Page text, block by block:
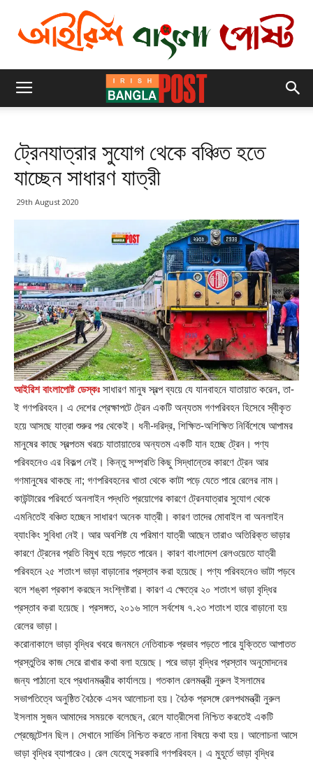
ট্রেনযাত্রার সুযোগ থেকে বঞ্চিত হতে
যাচ্ছেন সাধারণ যাত্রী
29th August 2020
আইরিশ বাংলাপোষ্ট ডেস্কঃ সাধারণ মানুষ স্বল্প ব্যয়ে যে যানবাহনে যাতায়াত করেন, তা-
ই গণপরিবহন। এ দেশের প্রেক্ষাপটে ট্রেন একটি অন্যতম গণপরিবহন হিসেবে স্বীকৃত
হয়ে আসছে যাত্রা শুরুর পর থেকেই। ধনী-দরিদ্র, শিক্ষিত-অশিক্ষিত নির্বিশেষে আপামর
মানুষের কাছে স্বল্পতম খরচে যাতায়াতের অন্যতম একটি যান হচ্ছে ট্রেন। পণ্য
পরিবহনেও এর বিকল্প নেই। কিন্তু সম্প্রতি কিছু সিদ্ধান্তের কারণে ট্রেন আর
গণমানুষের থাকছে না; গণপরিবহনের খাতা থেকে কাটা পড়ে যেতে পারে রেলের নাম।
কাউন্টারের পরিবর্তে অনলাইন পদ্ধতি প্রয়োগের কারণে ট্রেনযাত্রার সুযোগ থেকে
এমনিতেই বঞ্চিত হচ্ছেন সাধারণ অনেক যাত্রী। কারণ তাদের মোবাইল বা অনলাইন
ব্যাংকিং সুবিধা নেই। আর অবশিষ্ট যে পরিমাণ যাত্রী আছেন তারাও অতিরিক্ত ভাড়ার
কারণে ট্রেনের প্রতি বিমুখ হয়ে পড়তে পারেন। কারণ বাংলাদেশ রেলওয়েতে যাত্রী
পরিবহনে ২৫ শতাংশ ভাড়া বাড়ানোর প্রস্তাব করা হয়েছে। পণ্য পরিবহনেও ভাটা পড়বে
বলে শঙ্কা প্রকাশ করছেন সংশ্লিষ্টরা। কারণ এ ক্ষেত্রে ২০ শতাংশ ভাড়া বৃদ্ধির
প্রস্তাব করা হয়েছে। প্রসঙ্গত, ২০১৬ সালে সর্বশেষ ৭.২৩ শতাংশ হারে বাড়ানো হয়
রেলের ভাড়া।
করোনাকালে ভাড়া বৃদ্ধির খবরে জনমনে নেতিবাচক প্রভাব পড়তে পারে যুক্তিতে আপাতত
প্রস্তুতির কাজ সেরে রাখার কথা বলা হয়েছে। পরে ভাড়া বৃদ্ধির প্রস্তাব অনুমোদনের
জন্য পাঠানো হবে প্রধানমন্ত্রীর কার্যালয়ে। গতকাল রেলমন্ত্রী নুরুল ইসলামের
সভাপতিত্বে অনুষ্ঠিত বৈঠকে এসব আলোচনা হয়। বৈঠক প্রসঙ্গে রেলপথমন্ত্রী নুরুল
ইসলাম সুজন আমাদের সময়কে বলেছেন, রেলে যাত্রীসেবা নিশ্চিত করতেই একটি
প্রেজেন্টেশন ছিল। সেখানে সার্ভিস নিশ্চিত করতে নানা বিষয়ে কথা হয়। আলোচনা আসে
ভাড়া বৃদ্ধির ব্যাপারেও। রেল যেহেতু সরকারি গণপরিবহন। এ মুহূর্তে ভাড়া বৃদ্ধির